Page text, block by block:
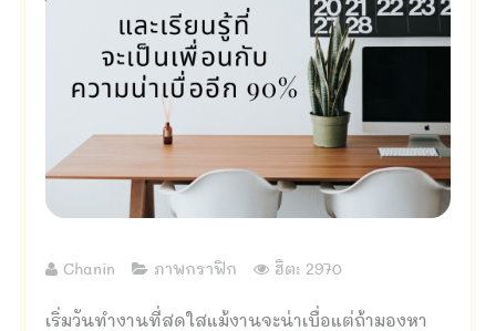
Chanin ภาพกราฟิก ฮิต: 2970
เริ่มวันทำงานที่สดใสแม้งานจะน่าเบื่อแต่ถ้ามองหา